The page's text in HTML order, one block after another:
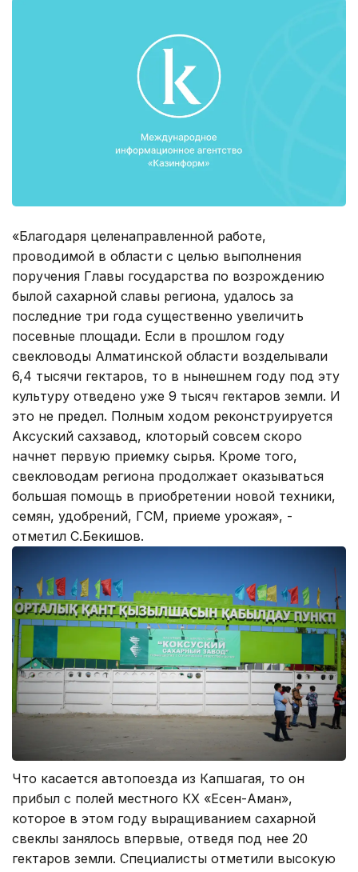
«Благодаря целенаправленной работе,
проводимой в области с целью выполнения
поручения Главы государства по возрождению
былой сахарной славы региона, удалось за
последние три года существенно увеличить
посевные площади. Если в прошлом году
свекловоды Алматинской области возделывали
6,4 тысячи гектаров, то в нынешнем году под эту
культуру отведено уже 9 тысяч гектаров земли. И
это не предел. Полным ходом реконструируется
Аксуский сахзавод, клоторый совсем скоро
начнет первую приемку сырья. Кроме того,
свекловодам региона продолжает оказываться
большая помощь в приобретении новой техники,
семян, удобрений, ГСМ, приеме урожая», -
отметил С.Бекишов.
Что касается автопоезда из Капшагая, то он
прибыл с полей местного КХ «Есен-Аман»,
которое в этом году выращиванием сахарной
свеклы занялось впервые, отведя под нее 20
гектаров земли. Специалисты отметили высокую